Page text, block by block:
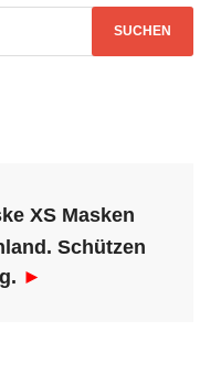
XS Masken
Schützen
►